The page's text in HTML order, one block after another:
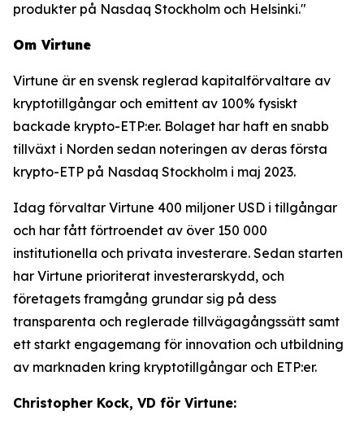
produkter på Nasdaq Stockholm och Helsinki."
Om Virtune
Virtune är en svensk reglerad kapitalförvaltare av
kryptotillgångar och emittent av 100% fysiskt
backade krypto-ETP:er. Bolaget har haft en snabb
tillväxt i Norden sedan noteringen av deras första
krypto-ETP på Nasdaq Stockholm i maj 2023.
Idag förvaltar Virtune 400 miljoner USD i tillgångar
och har fått förtroendet av över 150 000
institutionella och privata investerare. Sedan starten
har Virtune prioriterat investerarskydd, och
företagets framgång grundar sig på dess
transparenta och reglerade tillvägagångssätt samt
ett starkt engagemang för innovation och utbildning
av marknaden kring kryptotillgångar och ETP:er.
Christopher Kock, VD för Virtune: